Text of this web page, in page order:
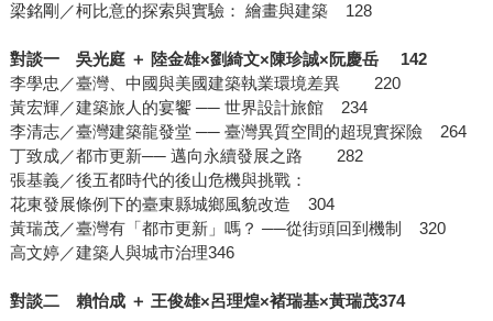
梁銘剛／柯比意的探索與實驗： 繪畫與建築 128
對談一 吳光庭 ＋ 陸金雄×劉綺文×陳珍誠×阮慶岳 142
李學忠／臺灣、中國與美國建築執業環境差異 220
黃宏輝／建築旅人的宴饗 ── 世界設計旅館 234
李清志／臺灣建築龍發堂 ── 臺灣異質空間的超現實探險 264
丁致成／都市更新── 邁向永續發展之路 282
張基義／後五都時代的後山危機與挑戰：
花東發展條例下的臺東縣城鄉風貌改造 304
黃瑞茂／臺灣有「都市更新」嗎？ ──從街頭回到機制 320
高文婷／建築人與城市治理346
對談二 賴怡成 ＋ 王俊雄×呂理煌×褚瑞基×黃瑞茂374